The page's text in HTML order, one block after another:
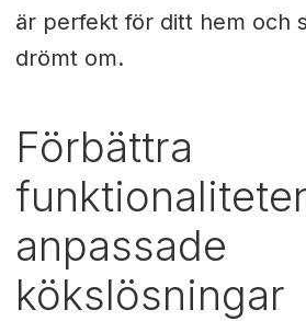
är perfekt för ditt hem och
drömt om.
Förbättra
anpassade
kökslösningar